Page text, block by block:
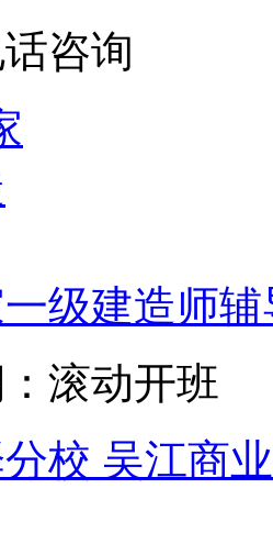
咨询
级建造师辅
滚动开班
校 吴江商